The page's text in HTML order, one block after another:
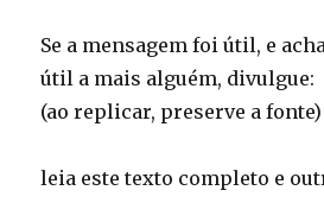
Se a mensagem foi útil, e
útil a mais alguém, divulgue:
(ao replicar, preserve a fonte)
leia este texto completo e